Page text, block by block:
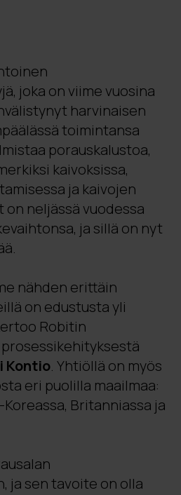
joka on viime vuosina
harvinaisen
toimintansa
porauskalustoa,
kaivoksissa,
ja kaivojen
on neljässä vuodessa
ja sillä on nyt
nähden erittäin
on edustusta yli
Robitin
Kontio. Yhtiöllä on myös
eri puolilla maailmaa:
Britanniassa ja
ja sen tavoite on olla